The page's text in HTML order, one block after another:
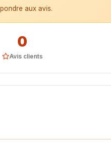
aux avis.
0
Avis clients